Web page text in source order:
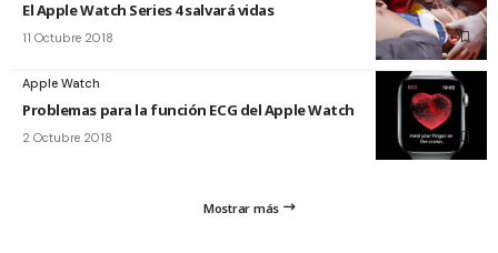
El Apple Watch Series 4 salvará vidas
11 Octubre 2018
Apple Watch
Problemas para la función ECG del Apple Watch
2 Octubre 2018
Mostrar más